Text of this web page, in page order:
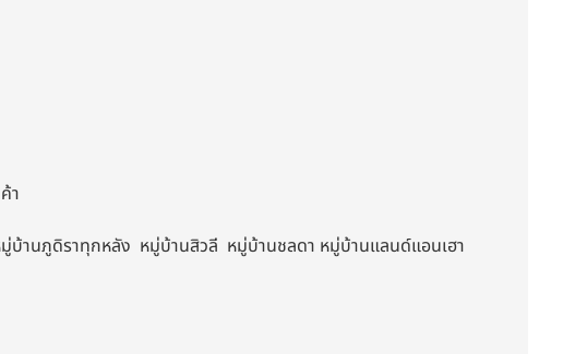
า
บ้านภูดิราทุกหลัง หมู่บ้านสิวลี หมู่บ้านชลดา หมู่บ้านแลนด์แอนเฮา